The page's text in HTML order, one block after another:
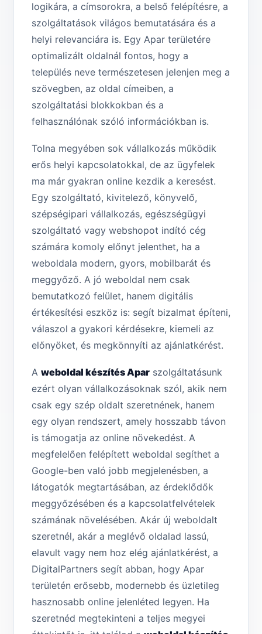
logikára, a címsorokra, a belső felépítésre, a
szolgáltatások világos bemutatására és a
helyi relevanciára is. Egy Apar területére
optimalizált oldalnál fontos, hogy a
település neve természetesen jelenjen meg a
szövegben, az oldal címeiben, a
szolgáltatási blokkokban és a
felhasználónak szóló információkban is.
Tolna megyében sok vállalkozás működik
erős helyi kapcsolatokkal, de az ügyfelek
ma már gyakran online kezdik a keresést.
Egy szolgáltató, kivitelező, könyvelő,
szépségipari vállalkozás, egészségügyi
szolgáltató vagy webshopot indító cég
számára komoly előnyt jelenthet, ha a
weboldala modern, gyors, mobilbarát és
meggyőző. A jó weboldal nem csak
bemutatkozó felület, hanem digitális
értékesítési eszköz is: segít bizalmat építeni,
válaszol a gyakori kérdésekre, kiemeli az
előnyöket, és megkönnyíti az ajánlatkérést.
A weboldal készítés Apar szolgáltatásunk
ezért olyan vállalkozásoknak szól, akik nem
csak egy szép oldalt szeretnének, hanem
egy olyan rendszert, amely hosszabb távon
is támogatja az online növekedést. A
megfelelően felépített weboldal segíthet a
Google-ben való jobb megjelenésben, a
látogatók megtartásában, az érdeklődők
meggyőzésében és a kapcsolatfelvételek
számának növelésében. Akár új weboldalt
szeretnél, akár a meglévő oldalad lassú,
elavult vagy nem hoz elég ajánlatkérést, a
DigitalPartners segít abban, hogy Apar
területén erősebb, modernebb és üzletileg
hasznosabb online jelenléted legyen. Ha
szeretnéd megtekinteni a teljes megyei